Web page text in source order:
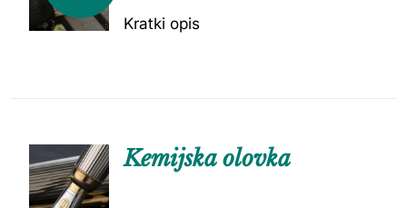
Kratki opis
Kemijska olovka